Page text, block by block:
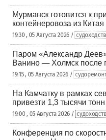
Мурманск готовится к
контейнеровоза из Китая
19:30 , 05 Августа 2026 /
Паром «Александр
Ванино — Холмск после
19:15 , 05 Августа 2026 /
На Камчатку в рамках
привезти 1,3 тысячи
19:00 , 05 Августа 2026 /
Конференция по